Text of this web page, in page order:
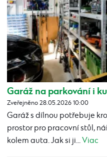
Garáž na parkování i
Zveřejněno 28.05.2026 10:00
Garáž s dílnou potřebuje
prostor pro pracovní stůl,
kolem auta. Jak si ji...Viac